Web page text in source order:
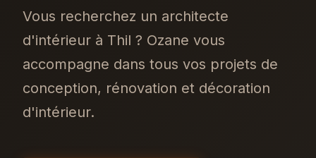
Vous recherchez un architecte
d'intérieur à Thil ? Ozane vous
accompagne dans tous vos projets de
conception, rénovation et décoration
d'intérieur.